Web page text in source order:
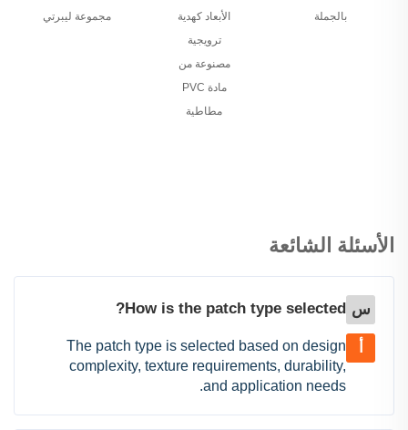
بالجملة
الأبعاد كهدية
ترويجية
مصنوعة من
مادة PVC
مطاطية
مجموعة ليبرتي
الأسئلة الشائعة
س How is the patch type selected?
The patch type is selected based on design
complexity, texture requirements, durability,
and application needs.